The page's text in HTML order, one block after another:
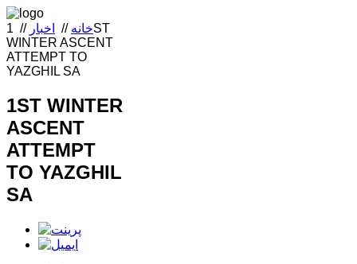
خانه // اخبار //
1ST
WINTER ASCENT
ATTEMPT TO
YAZGHIL SA
1ST WINTER
ASCENT
ATTEMPT
TO YAZGHIL
SA